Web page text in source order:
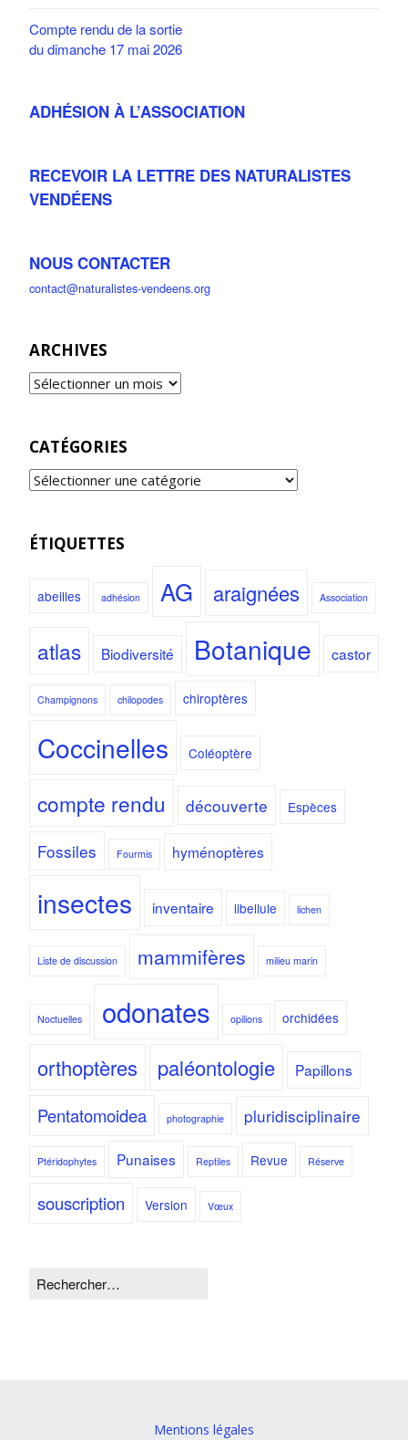
Compte rendu de la sortie
du dimanche 17 mai 2026
ADHÉSION À L’ASSOCIATION
RECEVOIR LA LETTRE DES NATURALISTES
VENDÉENS
NOUS CONTACTER
contact@naturalistes-vendeens.org
ARCHIVES
CATÉGORIES
ÉTIQUETTES
abeilles adhésion AG araignées Association
atlas Biodiversité Botanique castor
Champignons chilopodes chiroptères
Coccinelles Coléoptère
compte rendu découverte Espèces
Fossiles Fourmis hyménoptères
insectes inventaire libellule lichen
Liste de discussion mammifères milieu marin
Noctuelles odonates opilions orchidées
orthoptères paléontologie Papillons
Pentatomoidea photographie pluridisciplinaire
Ptéridophytes Punaises Reptiles Revue Réserve
souscription Version Vœux
Mentions légales